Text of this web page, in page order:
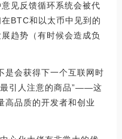
见反馈循环系统会被代
BTC和以太币中见到的
趋势（有时候会造成负
是会获得下一个互联网时
最引人注意的商品”——这
高品质的开发者和创业